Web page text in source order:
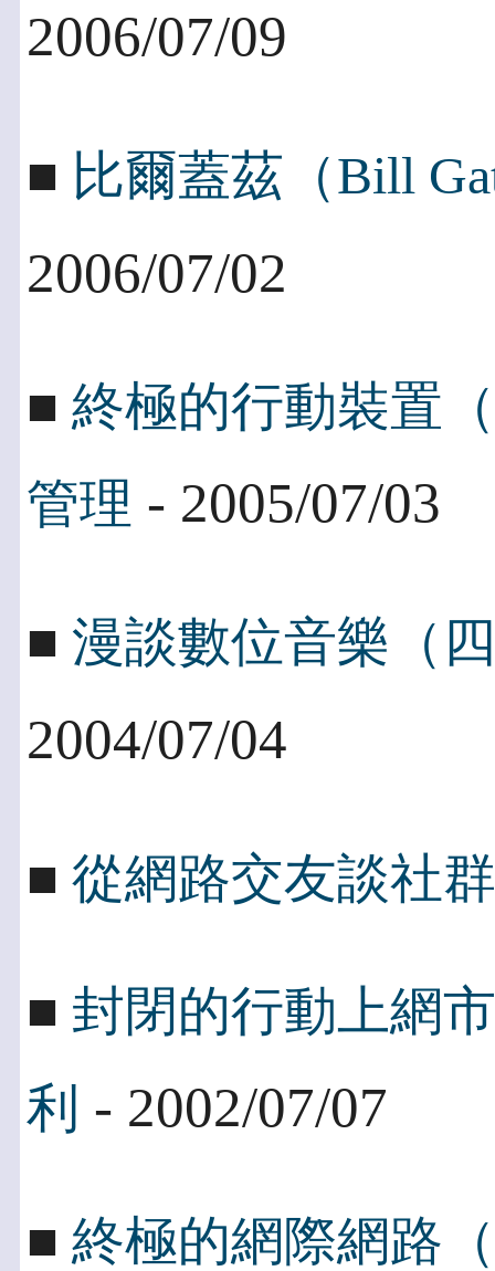
2006/07/09
■ 比爾蓋茲（Bill
2006/07/02
■ 終極的行動裝置
管理 - 2005/07/03
■ 漫談數位音樂（
2004/07/04
■ 從網路交友談社
■ 封閉的行動上網
利 - 2002/07/07
■ 終極的網際網路